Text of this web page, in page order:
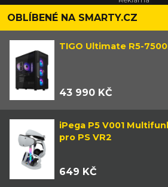
OBLÍBENÉ NA SMARTY.CZ
TIGO Ultimate R5-
43 990 KČ
iPega P5 V001
pro PS VR2
649 KČ